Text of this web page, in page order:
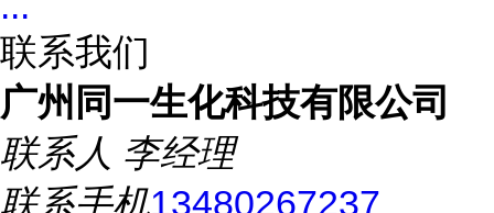
联系我们
广州同一生化科技有限公司
联系人 李经理
联系手机13480267237